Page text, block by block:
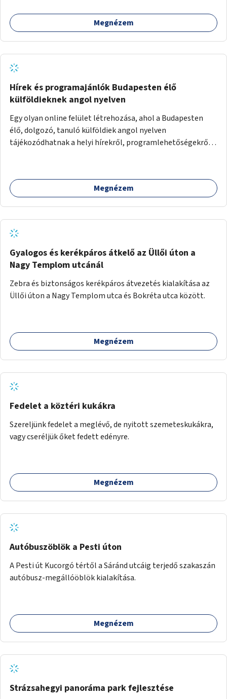
Megnézem
Hírek és programajánlók Budapesten élő
külföldieknek angol nyelven
Egy olyan online felület létrehozása, ahol a Budapesten
élő, dolgozó, tanuló külföldiek angol nyelven
tájékozódhatnak a helyi hírekről, programlehetőségekről,
Megnézem
Gyalogos és kerékpáros átkelő az Üllői úton a
Nagy Templom utcánál
Zebra és biztonságos kerékpáros átvezetés kialakítása az
Üllői úton a Nagy Templom utca és Bokréta utca között.
Megnézem
Fedelet a köztéri kukákra
Szereljünk fedelet a meglévő, de nyitott szemeteskukákra,
vagy cseréljük őket fedett edényre.
Megnézem
Autóbuszöblök a Pesti úton
A Pesti út Kucorgó tértől a Sáránd utcáig terjedő szakaszán
autóbusz-megállóöblök kialakítása.
Megnézem
Strázsahegyi panoráma park fejlesztése